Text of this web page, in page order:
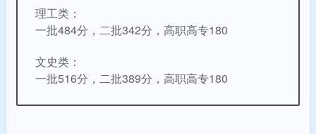
理工类：
一批484分，二批342分，高职高专180
文史类：
一批516分，二批389分，高职高专180